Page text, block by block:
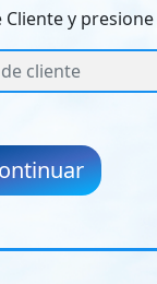
y presione